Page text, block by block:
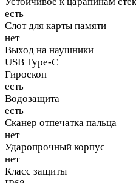
есть
Слот для карты памяти
нет
Выход на наушники
USB Type-C
Гироскоп
есть
Водозащита
есть
Сканер отпечатка пальца
нет
Ударопрочный корпус
нет
Класс защиты